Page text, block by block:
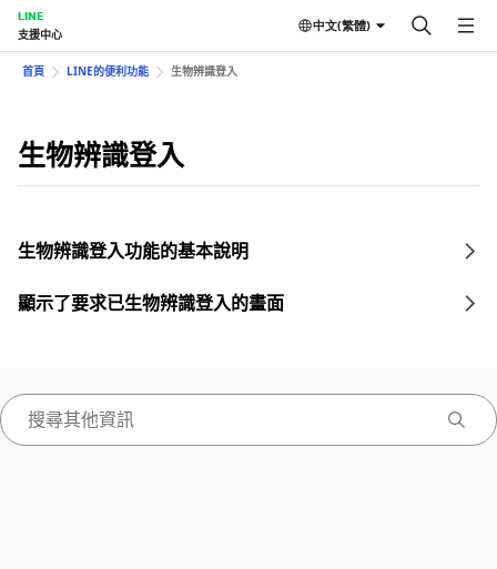
LINE
支援中心
中文(繁體)
首頁 LINE的便利功能 生物辨識登入
生物辨識登入
生物辨識登入功能的基本說明
顯示了要求已生物辨識登入的畫面